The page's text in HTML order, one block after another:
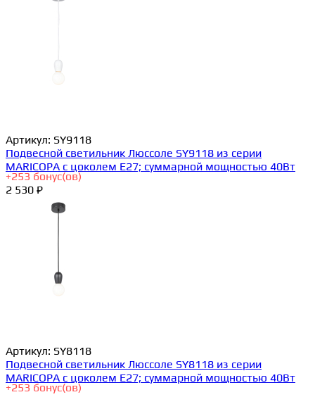
Артикул: SY9118
Подвесной светильник Люссоле SY9118 из серии
MARICOPA с цоколем E27; суммарной мощностью 40Вт
+253 бонус(ов)
2 530 ₽
Артикул: SY8118
Подвесной светильник Люссоле SY8118 из серии
MARICOPA с цоколем E27; суммарной мощностью 40Вт
+253 бонус(ов)